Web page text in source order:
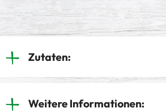
Zutaten:
Weitere Informationen: